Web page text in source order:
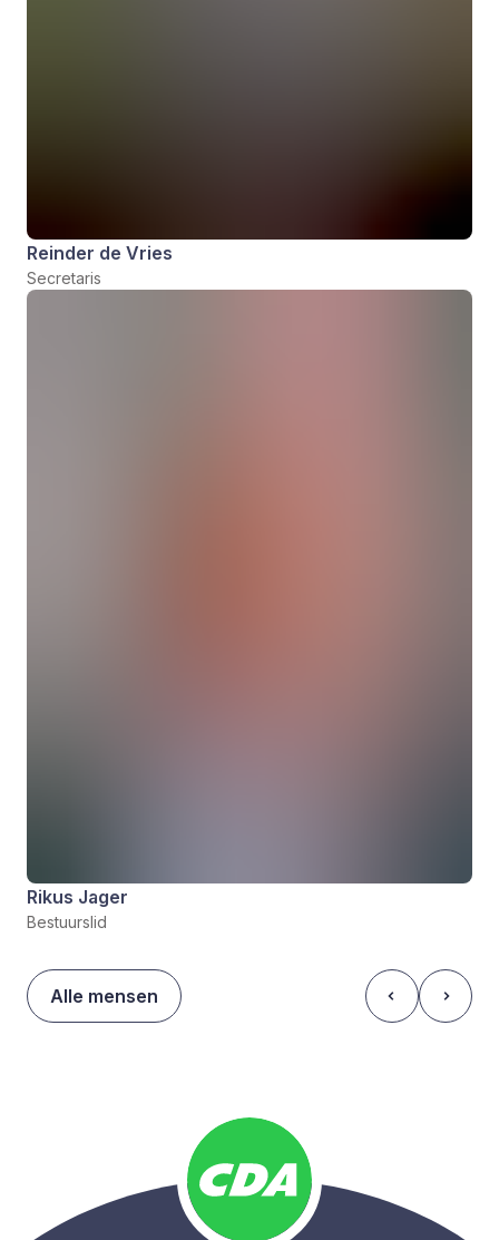
Reinder de Vries
Secretaris
Rikus Jager
Bestuurslid
Alle mensen